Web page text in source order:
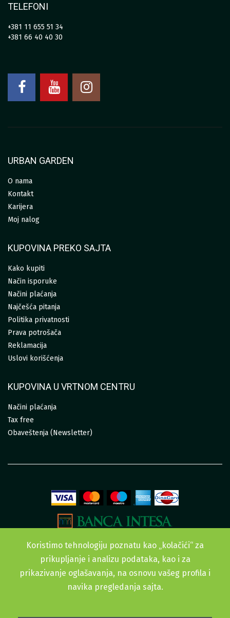
TELEFONI
+381 11 655 51 34
+381 66 40 40 30
URBAN GARDEN
O nama
Kontakt
Karijera
Moj nalog
KUPOVINA PREKO SAJTA
Kako kupiti
Način isporuke
Načini plaćanja
Najčešća pitanja
Politika privatnosti
Prava potrošača
Reklamacija
Uslovi korišćenja
KUPOVINA U VRTNOM CENTRU
Načini plaćanja
Tax free
Obaveštenja (Newsletter)
Koristimo tehnologiju poznatu kao „kolačići“ za
prikupljanje i analizu podataka, kao i za
prikazivanje oglašavanja, na osnovu vašeg profila i
navika pregledanja sajta.